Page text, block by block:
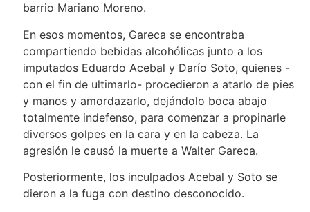
barrio Mariano Moreno.
En esos momentos, Gareca se encontraba
compartiendo bebidas alcohólicas junto a los
imputados Eduardo Acebal y Darío Soto, quienes -
con el fin de ultimarlo- procedieron a atarlo de pies
y manos y amordazarlo, dejándolo boca abajo
totalmente indefenso, para comenzar a propinarle
diversos golpes en la cara y en la cabeza. La
agresión le causó la muerte a Walter Gareca.
Posteriormente, los inculpados Acebal y Soto se
dieron a la fuga con destino desconocido.